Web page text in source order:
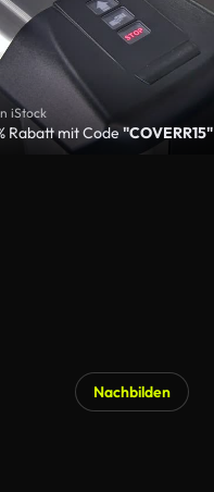
iStock
Rabatt mit Code"COVERR15"
Nachbilden